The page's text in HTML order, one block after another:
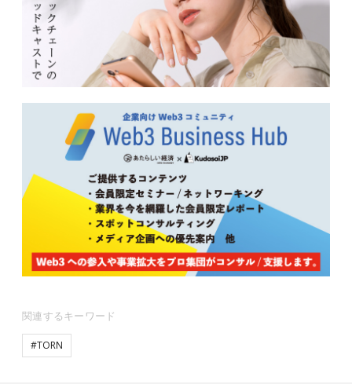
関連するキーワード
#TORN